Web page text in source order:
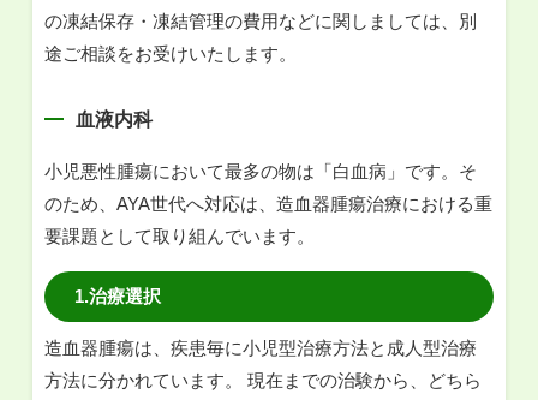
の凍結保存・凍結管理の費用などに関しましては、別
途ご相談をお受けいたします。
血液内科
小児悪性腫瘍において最多の物は「白血病」です。そ
のため、AYA世代へ対応は、造血器腫瘍治療における重
要課題として取り組んでいます。
1.治療選択
造血器腫瘍は、疾患毎に小児型治療方法と成人型治療
方法に分かれています。 現在までの治験から、どちら